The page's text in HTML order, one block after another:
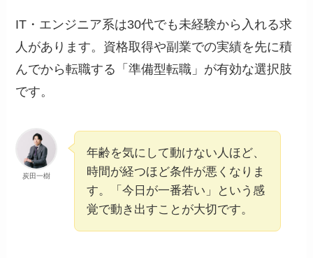
IT・エンジニア系は30代でも未経験から入れる求
人があります。資格取得や副業での実績を先に積
んでから転職する「準備型転職」が有効な選択肢
です。
炭田一樹
年齢を気にして動けない人ほど、
時間が経つほど条件が悪くなりま
す。「今日が一番若い」という感
覚で動き出すことが大切です。